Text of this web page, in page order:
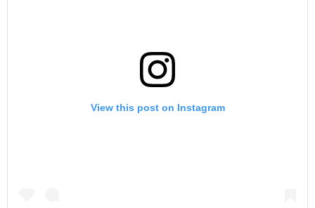
View this post on Instagram